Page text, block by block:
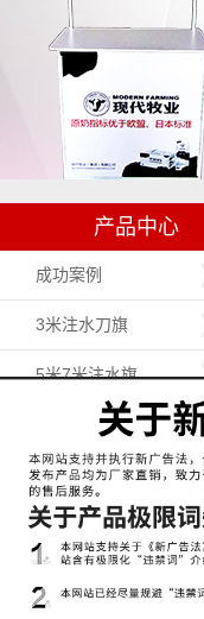
产品中心
成功案例
3米注水刀旗
5米7米注水旗
沙滩旗
门型展架